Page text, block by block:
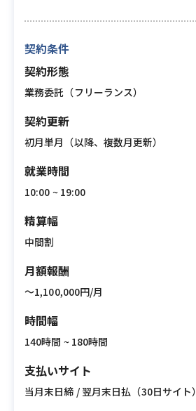
契約条件
契約形態
業務委託（フリーランス）
契約更新
初月単月（以降、複数月更新）
就業時間
10:00 ~ 19:00
精算幅
中間割
月額報酬
〜1,100,000円/月
時間幅
140時間 ~ 180時間
支払いサイト
当月末日締 / 翌月末日払（30日サイト）